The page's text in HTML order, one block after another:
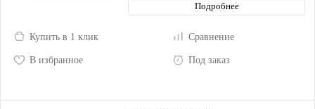
Подробнее
Купить в 1 клик Сравнение
В избранное Под заказ